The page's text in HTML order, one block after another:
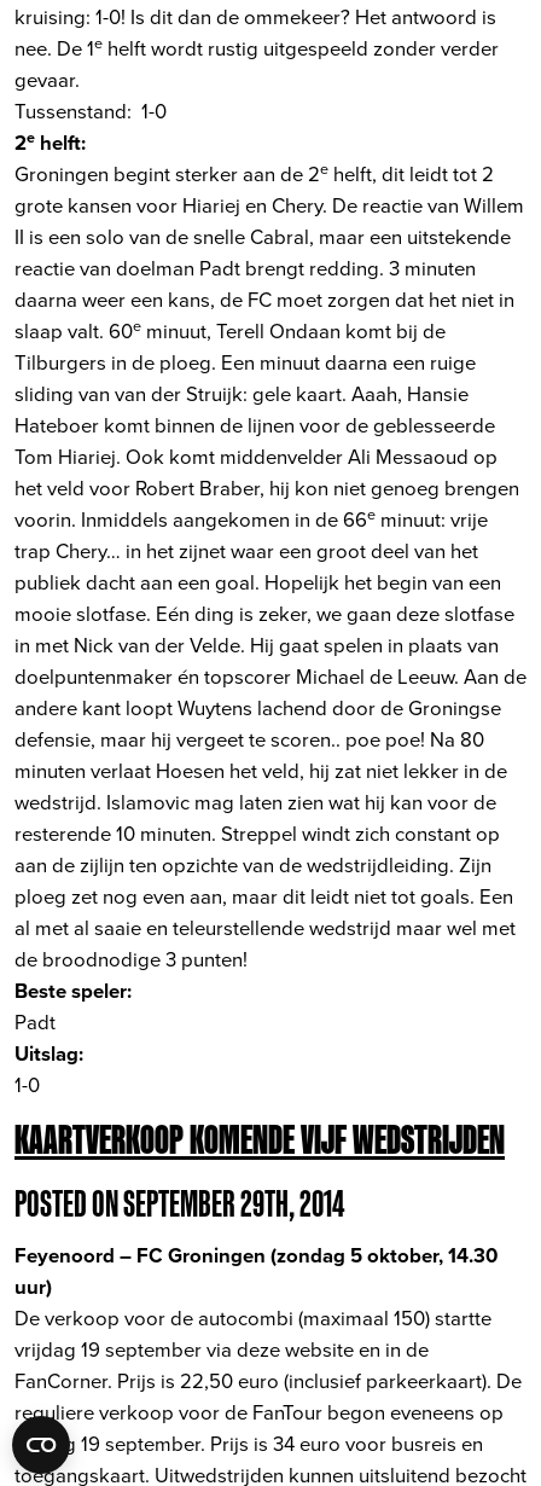
kruising: 1-0! Is dit dan de ommekeer? Het antwoord is
nee. De 1e helft wordt rustig uitgespeeld zonder verder
gevaar.
Tussenstand: 1-0
2e helft:
Groningen begint sterker aan de 2e helft, dit leidt tot 2
grote kansen voor Hiariej en Chery. De reactie van Willem
II is een solo van de snelle Cabral, maar een uitstekende
reactie van doelman Padt brengt redding. 3 minuten
daarna weer een kans, de FC moet zorgen dat het niet in
slaap valt. 60e minuut, Terell Ondaan komt bij de
Tilburgers in de ploeg. Een minuut daarna een ruige
sliding van van der Struijk: gele kaart. Aaah, Hansie
Hateboer komt binnen de lijnen voor de geblesseerde
Tom Hiariej. Ook komt middenvelder Ali Messaoud op
het veld voor Robert Braber, hij kon niet genoeg brengen
voorin. Inmiddels aangekomen in de 66e minuut: vrije
trap Chery… in het zijnet waar een groot deel van het
publiek dacht aan een goal. Hopelijk het begin van een
mooie slotfase. Eén ding is zeker, we gaan deze slotfase
in met Nick van der Velde. Hij gaat spelen in plaats van
doelpuntenmaker én topscorer Michael de Leeuw. Aan de
andere kant loopt Wuytens lachend door de Groningse
defensie, maar hij vergeet te scoren.. poe poe! Na 80
minuten verlaat Hoesen het veld, hij zat niet lekker in de
wedstrijd. Islamovic mag laten zien wat hij kan voor de
resterende 10 minuten. Streppel windt zich constant op
aan de zijlijn ten opzichte van de wedstrijdleiding. Zijn
ploeg zet nog even aan, maar dit leidt niet tot goals. Een
al met al saaie en teleurstellende wedstrijd maar wel met
de broodnodige 3 punten!
Beste speler:
Padt
Uitslag:
1-0
KAARTVERKOOP KOMENDE VIJF WEDSTRIJDEN
POSTED ON SEPTEMBER 29TH, 2014
Feyenoord – FC Groningen (zondag 5 oktober, 14.30
uur)
De verkoop voor de autocombi (maximaal 150) startte
vrijdag 19 september via deze website en in de
FanCorner. Prijs is 22,50 euro (inclusief parkeerkaart). De
reguliere verkoop voor de FanTour begon eveneens op
vrijdag 19 september. Prijs is 34 euro voor busreis en
toegangskaart. Uitwedstrijden kunnen uitsluitend bezocht